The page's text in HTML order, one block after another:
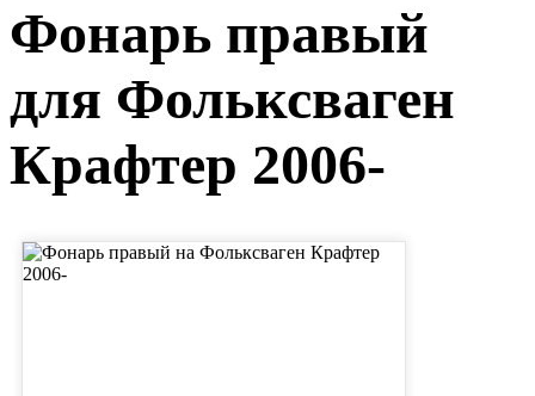
Фонарь правый
для Фольксваген
Крафтер 2006-